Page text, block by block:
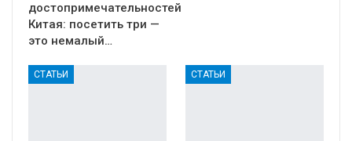
достопримечательностей
Китая: посетить три —
это немалый…
СТАТЬИ СТАТЬИ